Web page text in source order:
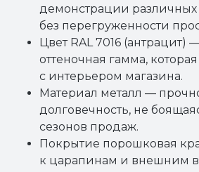
демонстрации
без перегруженности
Цвет RAL 7016 (антрацит)
оттеночная гамма, которая
с интерьером магазина.
Материал металл —
долговечность, не
сезонов продаж.
Покрытие порошковая
к царапинам и внешним